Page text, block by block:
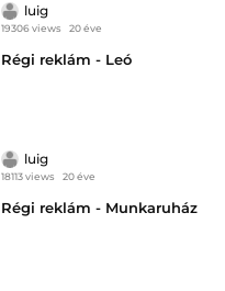
luig
19306 views 20 éve
Régi reklám - Leó
luig
18113 views 20 éve
Régi reklám - Munkaruház